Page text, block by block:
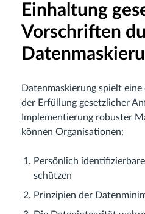
Einhaltung
Vorschriften
Datenmaskierung spielt eine
der Erfüllung gesetzlicher
Implementierung robuster
können Organisationen:
Persönlich
schützen
Prinzipien der